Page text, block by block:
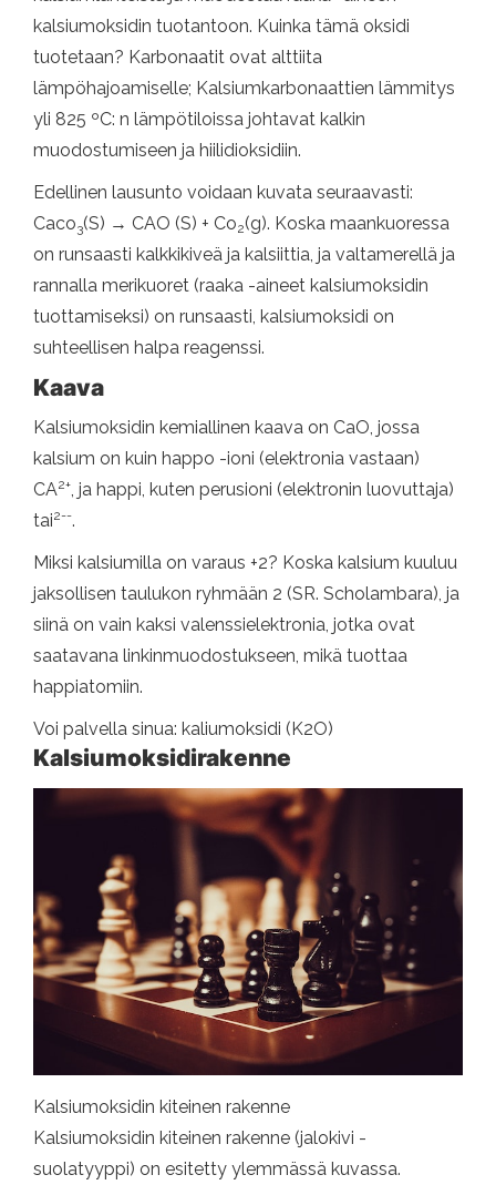
kalsiumoksidin tuotantoon. Kuinka tämä oksidi
tuotetaan? Karbonaatit ovat alttiita
lämpöhajoamiselle; Kalsiumkarbonaattien lämmitys
yli 825 ºC: n lämpötiloissa johtavat kalkin
muodostumiseen ja hiilidioksidiin.
Edellinen lausunto voidaan kuvata seuraavasti:
Caco3(S) → CAO (S) + Co2(g). Koska maankuoressa
on runsaasti kalkkikiveä ja kalsiittia, ja valtamerellä ja
rannalla merikuoret (raaka -aineet kalsiumoksidin
tuottamiseksi) on runsaasti, kalsiumoksidi on
suhteellisen halpa reagenssi.
Kaava
Kalsiumoksidin kemiallinen kaava on CaO, jossa
kalsium on kuin happo -ioni (elektronia vastaan)
CA2+, ja happi, kuten perusioni (elektronin luovuttaja)
tai2--.
Miksi kalsiumilla on varaus +2? Koska kalsium kuuluu
jaksollisen taulukon ryhmään 2 (SR. Scholambara), ja
siinä on vain kaksi valenssielektronia, jotka ovat
saatavana linkinmuodostukseen, mikä tuottaa
happiatomiin.
Voi palvella sinua: kaliumoksidi (K2O)
Kalsiumoksidirakenne
Kalsiumoksidin kiteinen rakenne
Kalsiumoksidin kiteinen rakenne (jalokivi -
suolatyyppi) on esitetty ylemmässä kuvassa.